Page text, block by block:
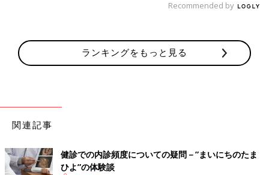
Recommended by
ランキングをもっと見る
関連記事
健診での内診頻度についての疑問－”まいにちのたま
ひよ”の体験談